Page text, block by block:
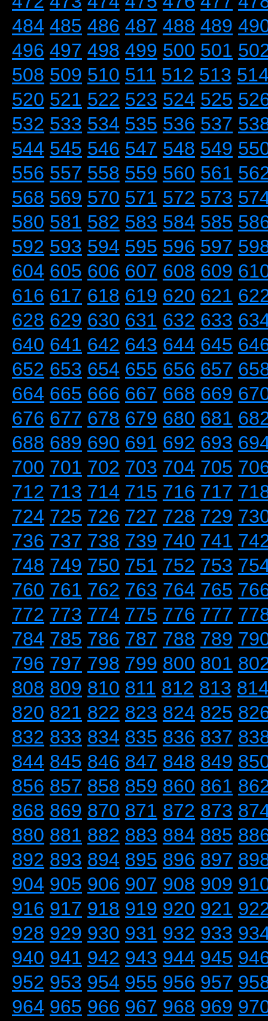
484 485 486 487 488 489
496 497 498 499 500 501
508 509 510 511 512 513
520 521 522 523 524 525
532 533 534 535 536 537
544 545 546 547 548 549
556 557 558 559 560 561
568 569 570 571 572 573
580 581 582 583 584 585
592 593 594 595 596 597
604 605 606 607 608 609
616 617 618 619 620 621
628 629 630 631 632 633
640 641 642 643 644 645
652 653 654 655 656 657
664 665 666 667 668 669
676 677 678 679 680 681
688 689 690 691 692 693
700 701 702 703 704 705
712 713 714 715 716 717
724 725 726 727 728 729
736 737 738 739 740 741
748 749 750 751 752 753
760 761 762 763 764 765
772 773 774 775 776 777
784 785 786 787 788 789
796 797 798 799 800 801
808 809 810 811 812 813
820 821 822 823 824 825
832 833 834 835 836 837
844 845 846 847 848 849
856 857 858 859 860 861
868 869 870 871 872 873
880 881 882 883 884 885
892 893 894 895 896 897
904 905 906 907 908 909
916 917 918 919 920 921
928 929 930 931 932 933
940 941 942 943 944 945
952 953 954 955 956 957
964 965 966 967 968 969